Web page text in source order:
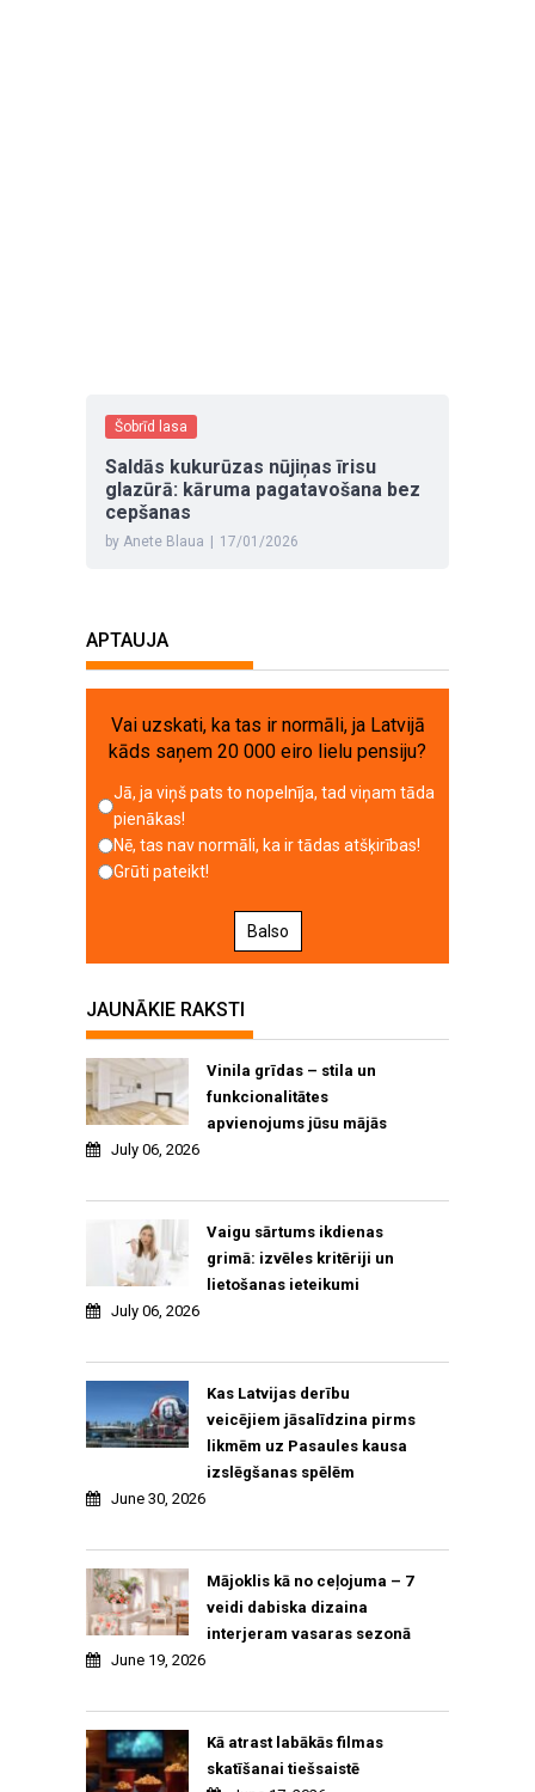
Šobrīd lasa
Saldās kukurūzas nūjiņas īrisu
glazūrā: kāruma pagatavošana bez
cepšanas
by Anete Blaua 17/01/2026
APTAUJA
Vai uzskati, ka tas ir normāli, ja Latvijā
kāds saņem 20 000 eiro lielu pensiju?
Jā, ja viņš pats to nopelnīja, tad viņam tāda
pienākas!
Nē, tas nav normāli, ka ir tādas atšķirības!
Grūti pateikt!
Balso
JAUNĀKIE RAKSTI
Vinila grīdas – stila un
funkcionalitātes
apvienojums jūsu mājās
July 06, 2026
Vaigu sārtums ikdienas
grimā: izvēles kritēriji un
lietošanas ieteikumi
July 06, 2026
Kas Latvijas derību
veicējiem jāsalīdzina pirms
likmēm uz Pasaules kausa
izslēgšanas spēlēm
June 30, 2026
Mājoklis kā no ceļojuma – 7
veidi dabiska dizaina
interjeram vasaras sezonā
June 19, 2026
Kā atrast labākās filmas
skatīšanai tiešsaistē